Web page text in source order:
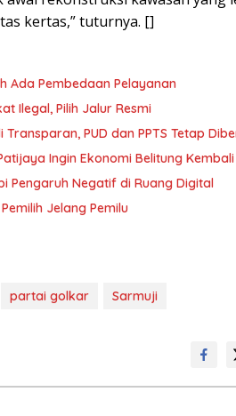
kertas,” tuturnya. []
Ada Pembedaan Pelayanan
Ilegal, Pilih Jalur Resmi
PUD dan PPTS Tetap
Ingin Ekonomi Belitung
Pengaruh Negatif di Ruang Digital
Jelang Pemilu
partai golkar Sarmuji